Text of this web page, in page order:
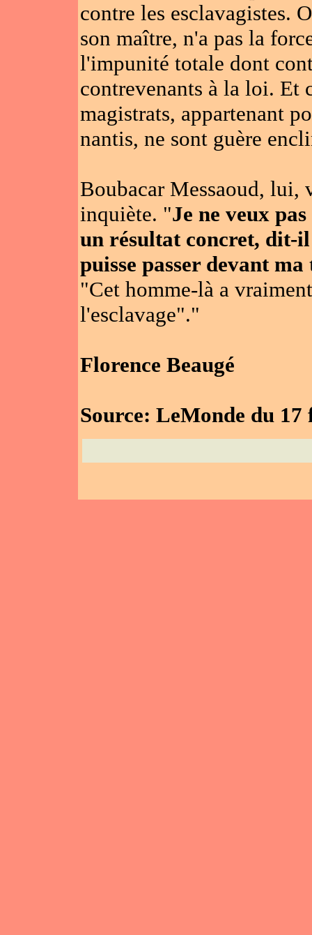
contre les esclavagistes.
son maître, n'a pas la
l'impunité totale dont
contrevenants à la loi. Et
magistrats, appartenant
nantis, ne sont guère
Boubacar Messaoud, lui,
inquiète. "Je ne veux
un résultat concret, dit-
puisse passer devant
"Cet homme-là a
l'esclavage"."
Florence Beaugé
Source: LeMonde du 17